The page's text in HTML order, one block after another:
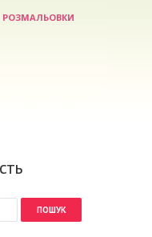
РОЗМАЛЬОВКИ